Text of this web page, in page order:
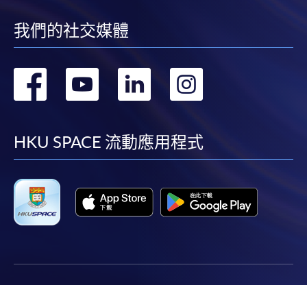
我們的社交媒體
轉
facebook
轉
youtube
轉
linkedin
轉
HKU SPACE 流動應用程式